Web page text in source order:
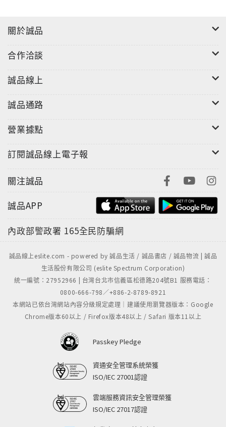
長久陪伴生活的美好事物。
關於誠品
合作洽談
誠品線上
誠品通路
營業據點
訂閱誠品線上電子報
關注誠品
誠品APP
內政部警政署 165全民防騙網
誠品線上eslite.com - powered by 誠品生活 / 誠品書店 / 誠品物流 | 誠品
生活股份有限公司 (eslite Spectrum Corporation)
統一編號：27952966 | 台灣台北市信義區松德路204號B1 服務電話：
0800-666-798／+886-2-8789-8921
本網站已依台灣網站內容分級規定處理｜建議使用瀏覽器版本：Google
Chrome版本60以上 / Firefox版本48以上 / Safari 版本11以上
Passkey Pledge
資通安全管理系統榮獲
ISO/IEC 27001認證
雲端服務資訊安全管理榮獲
ISO/IEC 27017認證